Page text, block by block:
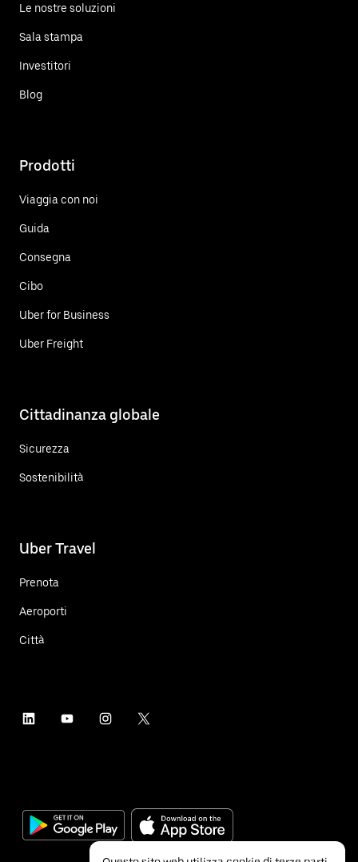
Le nostre soluzioni
Sala stampa
Investitori
Blog
Prodotti
Viaggia con noi
Guida
Consegna
Cibo
Uber for Business
Uber Freight
Cittadinanza globale
Sicurezza
Sostenibilità
Uber Travel
Prenota
Aeroporti
Città